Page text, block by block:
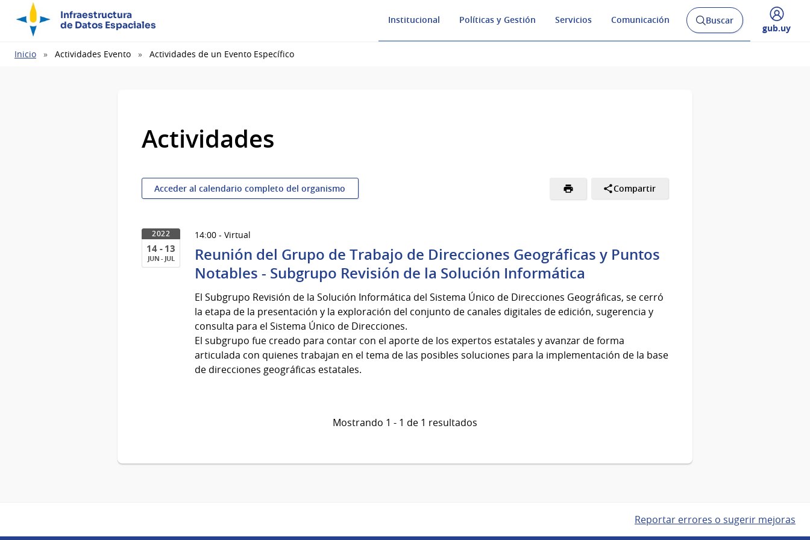
Infraestructura
de Datos Espaciales
Institucional Políticas y Gestión Servicios Comunicación
Abrir
buscador
Buscar
Desplegar
gub.uy
Ruta
Inicio Actividades Evento Actividades de un Evento Específico
Actividades
Acceder al calendario completo del organismo Compartir
2022
14 - 13
JUN - JUL
14:00 - Virtual
Reunión del Grupo de Trabajo de Direcciones Geográficas y Puntos
Notables - Subgrupo Revisión de la Solución Informática
El Subgrupo Revisión de la Solución Informática del Sistema Único de Direcciones Geográficas, se cerró
la etapa de la presentación y la exploración del conjunto de canales digitales de edición, sugerencia y
consulta para el Sistema Único de Direcciones.
El subgrupo fue creado para contar con el aporte de los expertos estatales y avanzar de forma
articulada con quienes trabajan en el tema de las posibles soluciones para la implementación de la base
de direcciones geográficas estatales.
Mostrando 1 - 1 de 1 resultados
Reportar errores o sugerir mejoras